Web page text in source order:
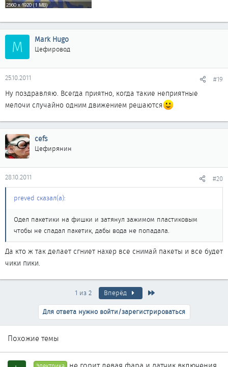
M Mark Hugo
Цефировод
25.10.2011 #19
Ну поздравляю. Всегда приятно, когда такие неприятные
мелочи случайно одним движением решаются
cefs
Цефирянин
28.10.2011 #20
preved сказал(а):
Одел пакетики на фишки и затянул зажимом пластиковым
чтобы не спадал пакетик, дабы вода не попадала.
Да кто ж так делает сгниет нахер все снимай пакеты и все будет
чики пики.
1 из 2 Вперёд
Для ответа нужно войти/зарегистрироваться
Похожие темы